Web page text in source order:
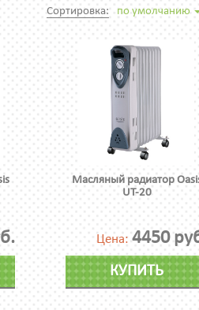
Сортировка: по умолчанию
Масляный радиатор
UT-20
Цена: 4450
КУПИТЬ